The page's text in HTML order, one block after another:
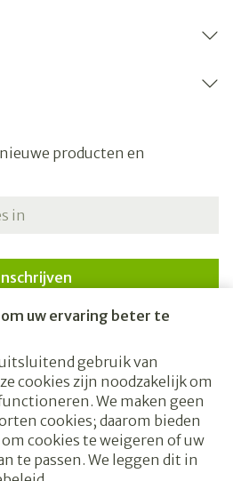
uw ervaring beter te
gebruik van
cookies zijn noodzakelijk om
We maken geen
cookies; daarom bieden
cookies te weigeren of uw
te passen. We leggen dit in
producten en
schrijft u zich in voor onze
met onze